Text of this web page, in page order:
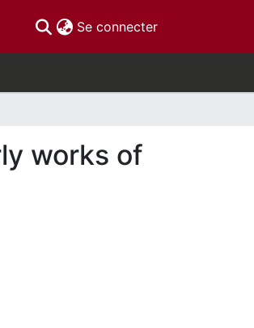
Se connecter(current)
works of